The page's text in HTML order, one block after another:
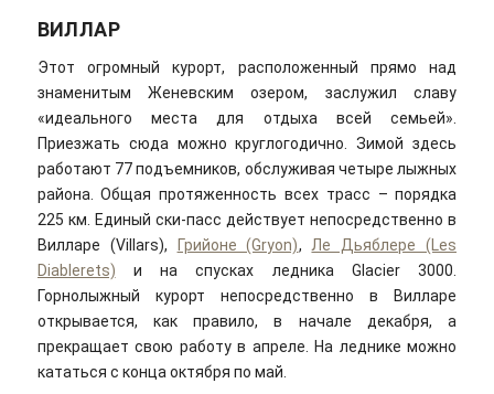
ВИЛЛАР
Этот огромный курорт, расположенный прямо над
знаменитым Женевским озером, заслужил славу
«идеального места для отдыха всей семьей».
Приезжать сюда можно круглогодично. Зимой здесь
работают 77 подъемников, обслуживая четыре лыжных
района. Общая протяженность всех трасс – порядка
225 км. Единый ски-пасс действует непосредственно в
Вилларе (Villars),
Грийоне (Gryon),Ле Дьяблере (Les
Diablerets) и на спусках ледника Glacier 3000.
Горнолыжный курорт непосредственно в Вилларе
открывается, как правило, в начале декабря, а
прекращает свою работу в апреле. На леднике можно
кататься с конца октября по май.